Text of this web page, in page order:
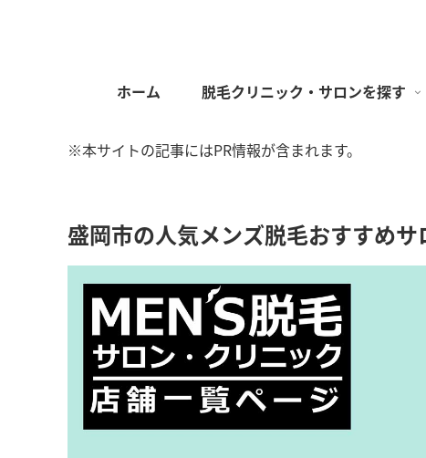
ホーム 脱毛クリニック・サロンを探す
※本サイトの記事にはPR情報が含まれます。
盛岡市の人気メンズ脱毛おすすめサ